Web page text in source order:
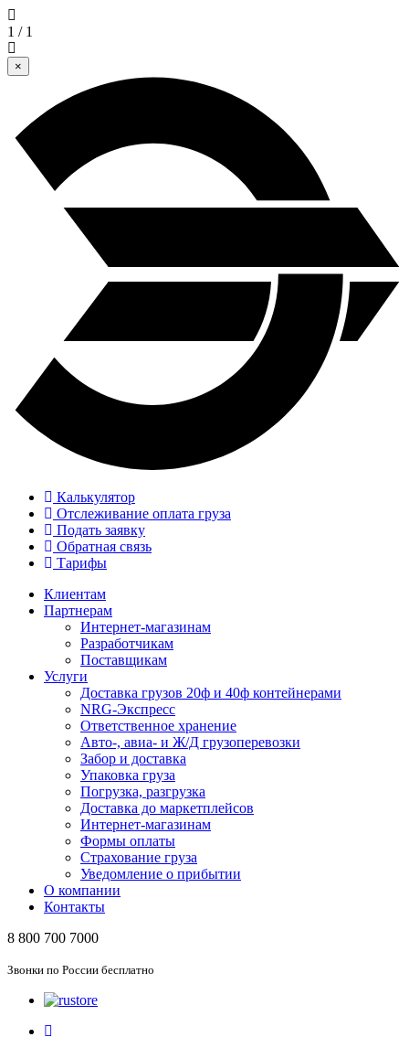
1 / 1
×
Калькулятор
Отслеживание оплата груза
Подать заявку
Обратная связь
Тарифы
Клиентам
Партнерам
Интернет-магазинам
Разработчикам
Поставщикам
Услуги
Доставка грузов 20ф и 40ф контейнерами
NRG-Экспресс
Ответственное хранение
Авто-, авиа- и Ж/Д грузоперевозки
Забор и доставка
Упаковка груза
Погрузка, разгрузка
Доставка до маркетплейсов
Интернет-магазинам
Формы оплаты
Страхование груза
Уведомление о прибытии
О компании
Контакты
8 800 700 7000
Звонки по России бесплатно